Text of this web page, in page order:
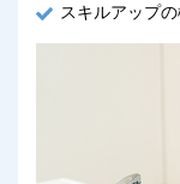
スキルアップ